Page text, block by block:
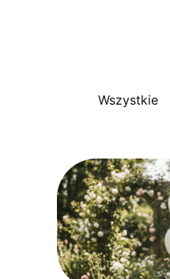
Wszystkie